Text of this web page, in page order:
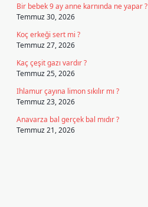
Bir bebek 9 ay anne karnında ne yapar ?
Temmuz 30, 2026
Koç erkeği sert mi ?
Temmuz 27, 2026
Kaç çeşit gazı vardır ?
Temmuz 25, 2026
Ihlamur çayına limon sıkılır mı ?
Temmuz 23, 2026
Anavarza bal gerçek bal mıdır ?
Temmuz 21, 2026